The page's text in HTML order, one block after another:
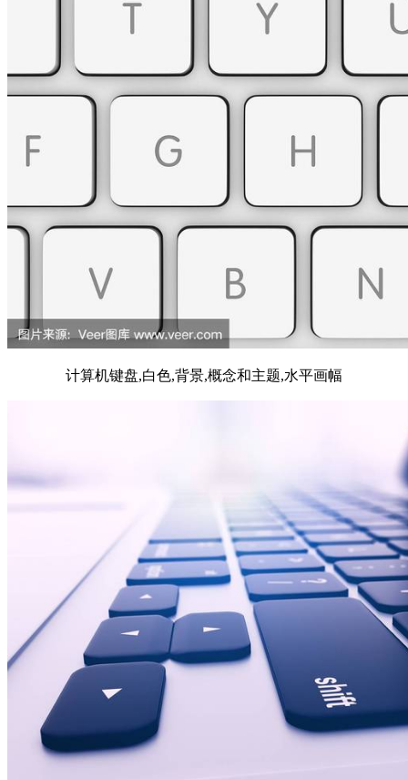
计算机键盘,白色,背景,概念和主题,水平画幅